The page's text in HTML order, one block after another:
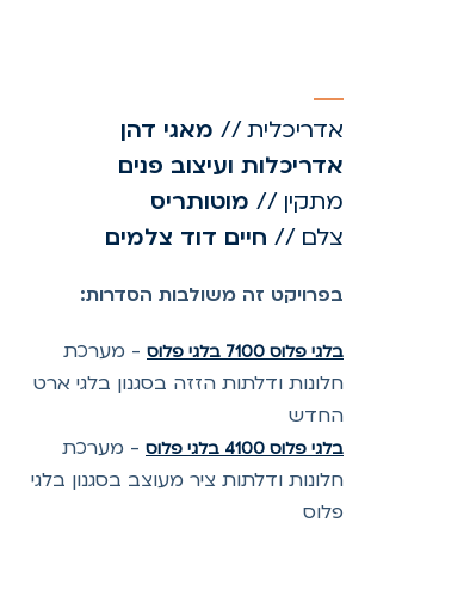
אדריכלית// מאגי דהן
אדריכלות ועיצוב פנים
מתקין // מוטותריס
צלם // חיים דוד צלמים
בפרויקט זה משולבות הסדרות:
בלגי פלוס 7100 בלגי פלוס - מערכת
חלונות ודלתות הזזה בסגנון בלגי ארט
החדש
בלגי פלוס 4100 בלגי פלוס - מערכת
חלונות ודלתות ציר מעוצב בסגנון בלגי
פלוס